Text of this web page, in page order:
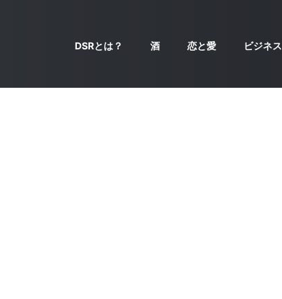
DSRとは？ 酒 恋と愛 ビジネス